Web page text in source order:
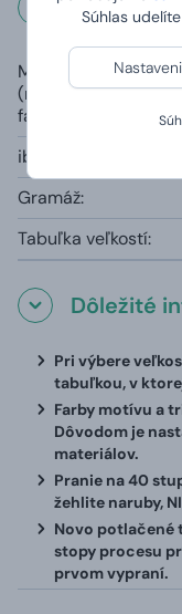
Súhlas
Rozmery
Materiál
(rozdielny u šedej
farby):
iba šedá farba
Gramáž:
Tabuľka veľkostí:
Dôležité
Pri výbere
tabuľkou, v
Farby motívu a
Dôvodom je
materiálov.
Pranie na 40
žehlite naruby,
Novo potlačené
stopy procesu
prvom vypraní.